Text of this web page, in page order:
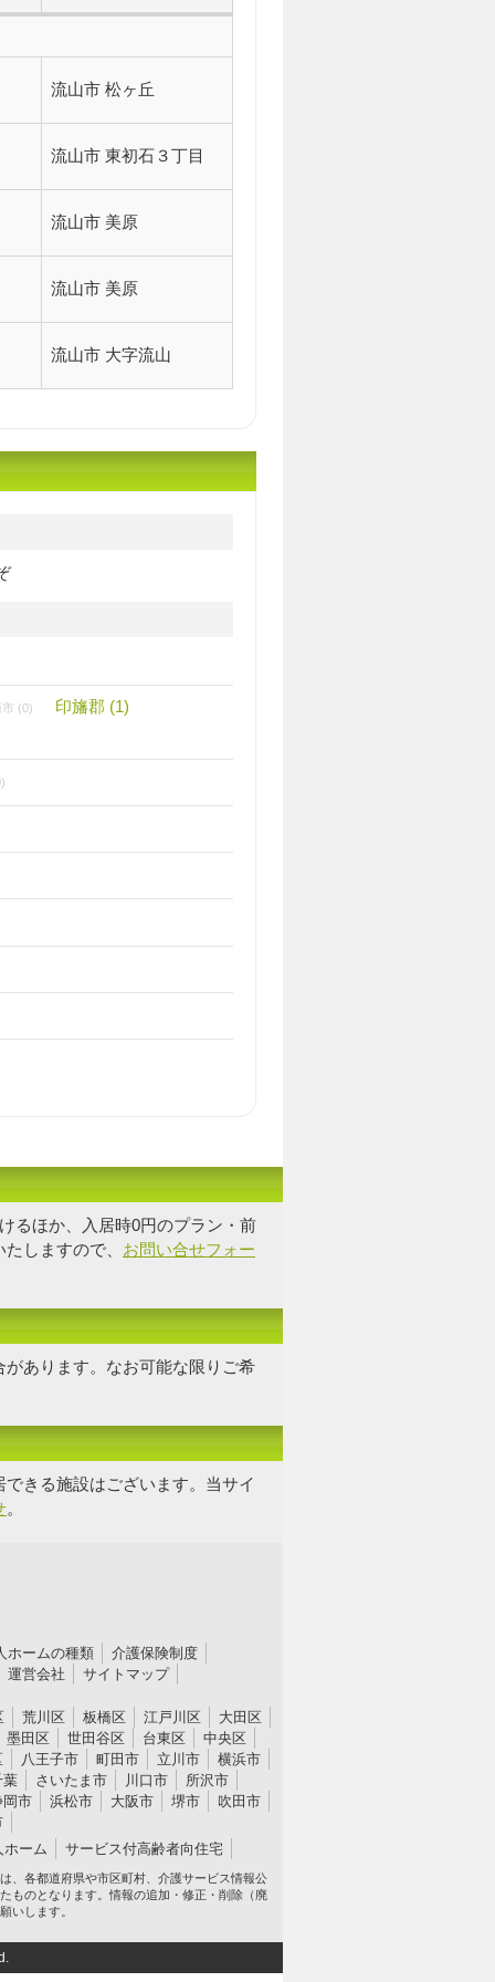
流山市 松ヶ丘
流山市 東初石３丁目
流山市 美原
流山市 美原
流山市 大字流山
(0) 印旛郡 (1)
るほか、入居時0円のプラン・前
しますので、 お問い合せフォー
あります。なお可能な限り ご希
きる施設はございます。当サイ
。
ホームの種類
介護保険制度
運営会社
サイトマップ
荒川区 板橋区 江戸川区
大田区
墨田区
世田谷区 台東区
中央区
八王子市 町田市 立川市
横浜市
葉
さいたま市 川口市
所沢市
岡市
浜松市 大阪市 堺市
吹田市
ホーム
サービス付高齢者向住宅
、各都道府県や市区町村、介護サービス情報公
ものとなります。情報の追加・修正・削除（廃
いします。